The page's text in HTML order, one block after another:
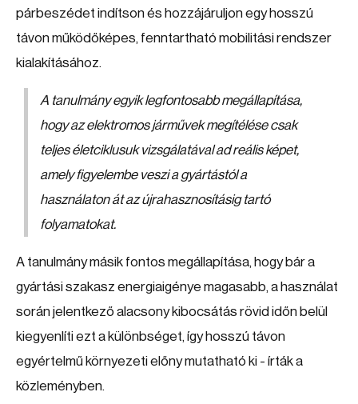
párbeszédet indítson és hozzájáruljon egy hosszú
távon működőképes, fenntartható mobilitási rendszer
kialakításához.
A tanulmány egyik legfontosabb megállapítása,
hogy az elektromos járművek megítélése csak
teljes életciklusuk vizsgálatával ad reális képet,
amely figyelembe veszi a gyártástól a
használaton át az újrahasznosításig tartó
folyamatokat.
A tanulmány másik fontos megállapítása, hogy bár a
gyártási szakasz energiaigénye magasabb, a használat
során jelentkező alacsony kibocsátás rövid időn belül
kiegyenlíti ezt a különbséget, így hosszú távon
egyértelmű környezeti előny mutatható ki - írták a
közleményben.